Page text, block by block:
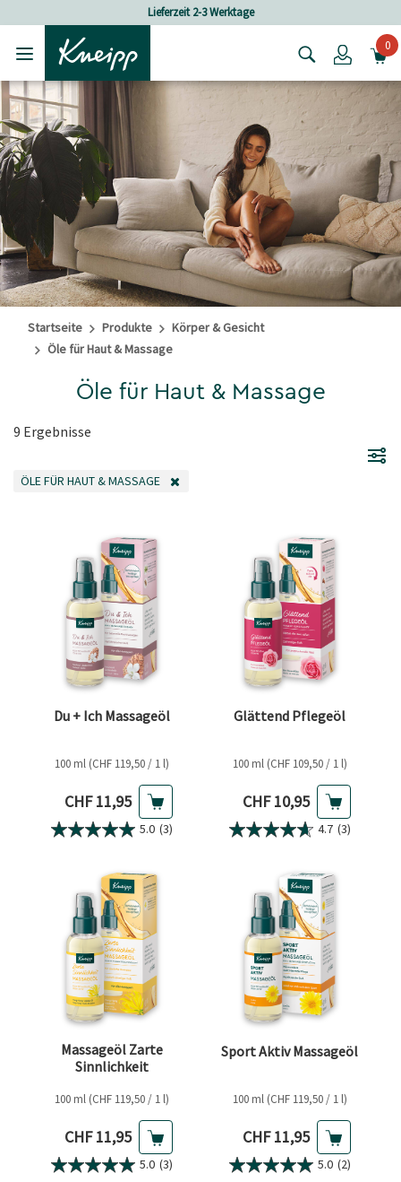
Lieferzeit 2-3 Werktage
Login0
Startseite Produkte
Körper & Gesicht
Öle für Haut & Massage
Öle für Haut & Massage
9 Ergebnisse
ÖLE FÜR HAUT & MASSAGE
Du + Ich Massageöl
100 ml (CHF 119,50 / 1 l)
Aktueller Preis
CHF 11,95
5.0 (3)
Glättend Pflegeöl
100 ml (CHF 109,50 / 1 l)
Aktueller Preis
CHF 10,95
4.7 (3)
Massageöl Zarte
Sinnlichkeit
100 ml (CHF 119,50 / 1 l)
Aktueller Preis
CHF 11,95
5.0 (3)
Sport Aktiv Massageöl
100 ml (CHF 119,50 / 1 l)
Aktueller Preis
CHF 11,95
5.0 (2)